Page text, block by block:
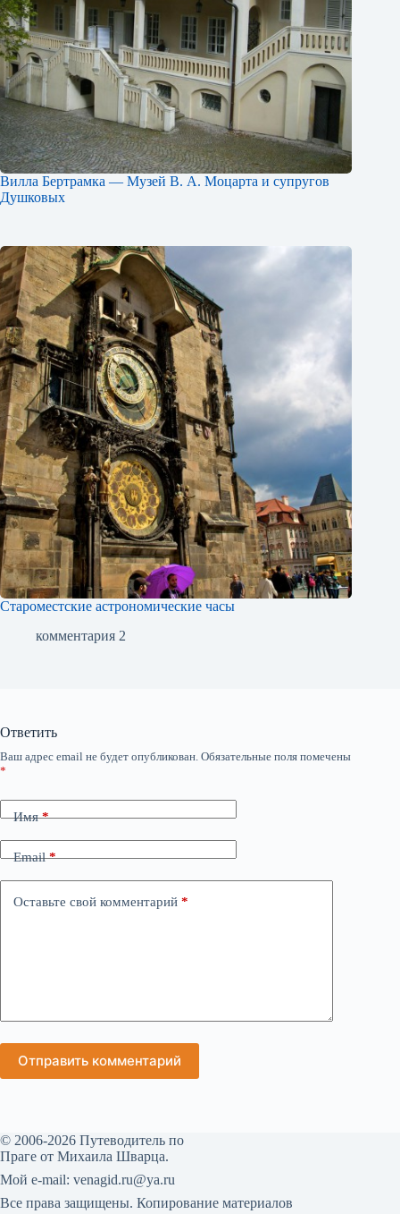
Вилла Бертрамка — Музей В. А. Моцарта и супругов
Душковых
Староместские астрономические часы
комментария 2
Ответить
Ваш адрес email не будет опубликован. Обязательные поля помечены
*
Имя*
Email*
Оставьте свой комментарий *
Отправить комментарий
© 2006-2026 Путеводитель по
Праге от Михаила Шварца.
Мой е-mail: venagid.ru@ya.ru
Все права защищены. Копирование материалов